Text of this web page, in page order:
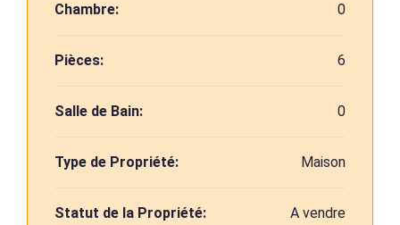
Chambre: 0
Pièces: 6
Salle de Bain: 0
Type de Propriété: Maison
Statut de la Propriété: A vendre